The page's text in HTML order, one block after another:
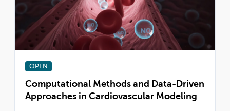
OPEN
Computational Methods and Data-Driven
Approaches in Cardiovascular Modeling